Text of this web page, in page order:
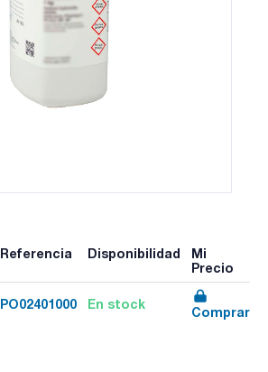
Referencia Disponibilidad
Mi
Precio
PO02401000 En stock
Comprar